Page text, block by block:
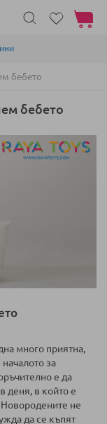
Моята
бебето
бебето
много приятна,
за
е да
деня, в който е
Новородените не
да се къпят